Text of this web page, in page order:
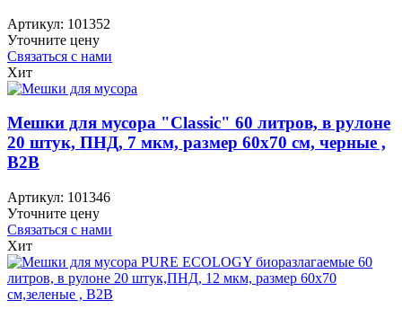
Артикул: 101352
Уточните цену
Связаться с нами
Хит
Мешки для мусора "Classic" 60 литров, в рулоне
20 штук, ПНД, 7 мкм, размер 60х70 см, черные ,
B2B
Артикул: 101346
Уточните цену
Связаться с нами
Хит